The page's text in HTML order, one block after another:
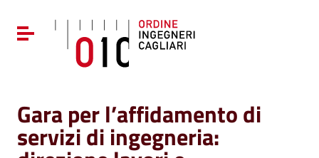
Vai al menu di navigazione
Vai al footer
Attiva / disattiva la navigazione
Gara per l’affidamento di
servizi di ingegneria: